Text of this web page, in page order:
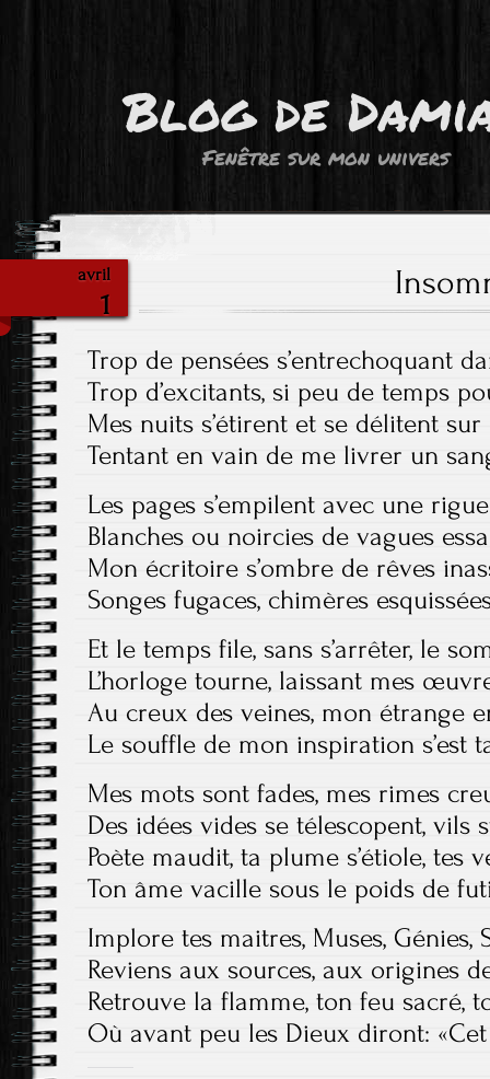
Blog de
Fenêtre sur mon univers
avril
1
Trop de pensées s’entrechoquant
Trop d’excitants, si peu de temps
Mes nuits s’étirent et se délitent
Tentant en vain de me livrer un
Les pages s’empilent avec une
Blanches ou noircies de vagues
Mon écritoire s’ombre de rêves
Songes fugaces, chimères
Et le temps file, sans s’arrêter, le
L’horloge tourne, laissant mes
Au creux des veines, mon étrange
Le souffle de mon inspiration s’est
Mes mots sont fades, mes rimes
Des idées vides se télescopent, vils
Poète maudit, ta plume s’étiole, tes
Ton âme vacille sous le poids de
Implore tes maitres, Muses, Génies,
Reviens aux sources, aux origines
Retrouve la flamme, ton feu sacré,
Où avant peu les Dieux diront: